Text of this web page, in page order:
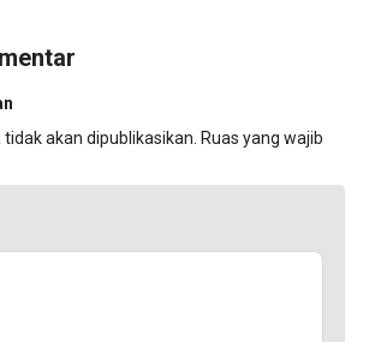
akan dipublikasikan. Ruas yang wajib